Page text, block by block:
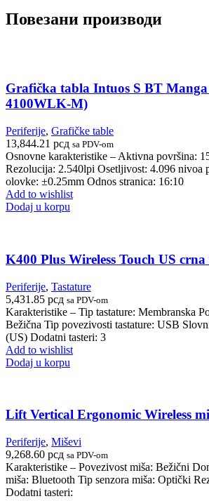
Повезани производи
Grafička tabla Intuos S BT
4100WLK-M)
Periferije, Grafičke table
13,844.21 рсд sa PDV-om
Osnovne karakteristike – Aktivna površina:
Rezolucija: 2.540lpi Osetljivost: 4.096 nivoa
olovke: ±0.25mm Odnos stranica: 16:10
Add to wishlist
Dodaj u korpu
K400 Plus Wireless Touch US
Periferije, Tastature
5,431.85 рсд sa PDV-om
Karakteristike – Tip tastature: Membranska
Bežična Tip povezivosti tastature: USB
(US) Dodatni tasteri: 3
Add to wishlist
Dodaj u korpu
Lift Vertical Ergonomic Wireless
Periferije, Miševi
9,268.60 рсд sa PDV-om
Karakteristike – Povezivost miša: Bežični
miša: Bluetooth Tip senzora miša: Optički
Dodatni tasteri: